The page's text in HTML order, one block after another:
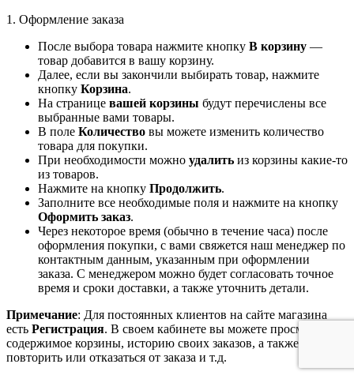
1. Оформление заказа
После выбора товара нажмите кнопку В корзину —
товар добавится в вашу корзину.
Далее, если вы закончили выбирать товар, нажмите
кнопку Корзина.
На странице вашей корзины будут перечислены все
выбранные вами товары.
В поле Количество вы можете изменить количество
товара для покупки.
При необходимости можно удалить из корзины какие-то
из товаров.
Нажмите на кнопку Продолжить.
Заполните все необходимые поля и нажмите на кнопку
Оформить заказ.
Через некоторое время (обычно в течение часа) после
оформления покупки, с вами свяжется наш менеджер по
контактным данным, указанным при оформлении
заказа. С менеджером можно будет согласовать точное
время и сроки доставки, а также уточнить детали.
Примечание: Для постоянных клиентов на сайте магазина
есть Регистрация. В своем кабинете вы можете просмотреть
содержимое корзины, историю своих заказов, а также
повторить или отказаться от заказа и т.д.